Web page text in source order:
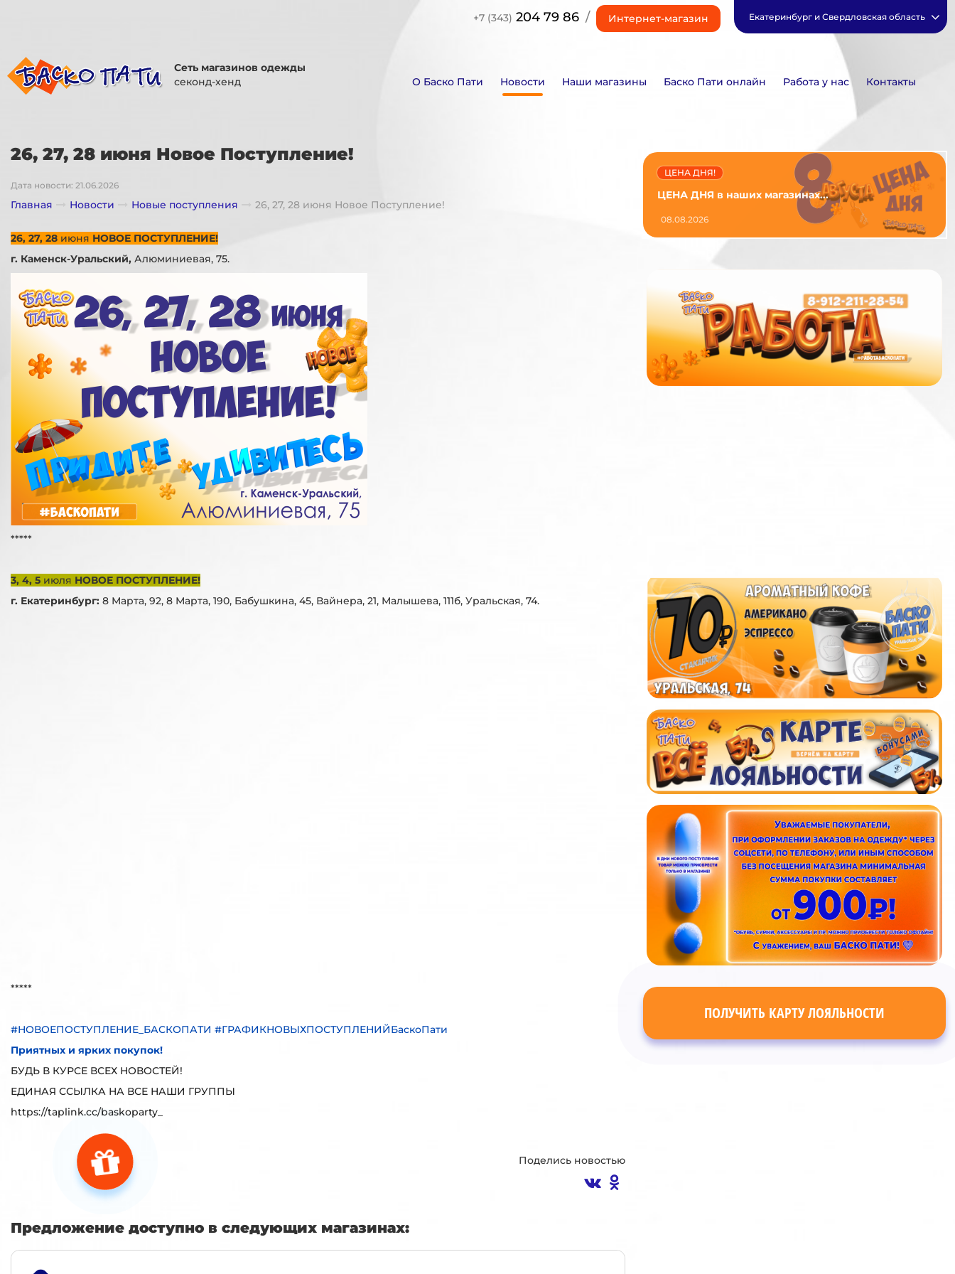
+7 (343) 204 79 86 / Интернет-магазин Екатеринбург и Свердловская область
Сеть магазинов одежды
секонд-хенд
О Баско Пати Новости Наши магазины Баско Пати онлайн Работа у нас Контакты
26, 27, 28 июня Новое Поступление!
Дата новости: 21.06.2026
Главная Новости Новые поступления 26, 27, 28 июня Новое Поступление!
26, 27, 28 июня НОВОЕ ПОСТУПЛЕНИЕ!
г. Каменск-Уральский, Алюминиевая, 75.
*****
3, 4, 5 июля НОВОЕ ПОСТУПЛЕНИЕ!
г. Екатеринбург: 8 Марта, 92, 8 Марта, 190, Бабушкина, 45, Вайнера, 21, Малышева, 111б, Уральская, 74.
*****
#НОВОЕПОСТУПЛЕНИЕ_БАСКОПАТИ #ГРАФИКНОВЫХПОСТУПЛЕНИЙБаскоПати
Приятных и ярких покупок!
БУДЬ В КУРСЕ ВСЕХ НОВОСТЕЙ!
ЕДИНАЯ ССЫЛКА НА ВСЕ НАШИ ГРУППЫ
https://taplink.cc/baskoparty_
Поделись новостью
Предложение доступно в следующих магазинах:
ЦЕНА ДНЯ в наших магазинах...
ЦЕНА ДНЯ!
08.08.2026
ПОЛУЧИТЬ КАРТУ ЛОЯЛЬНОСТИ